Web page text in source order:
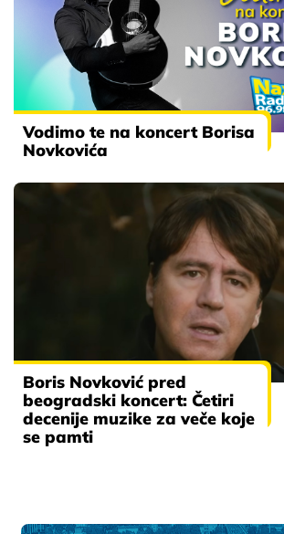
Vodimo te na koncert Borisa
Novkovića
Boris Novković pred
beogradski koncert: Četiri
decenije muzike za veče koje
se pamti